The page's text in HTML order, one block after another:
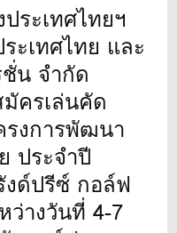
ระเทศไทยฯ
ะเทศไทย และ
น จำกัด
ครเล่นคัด
รงการพัฒนา
ประจำปี
งด์ปรีซ์ กอล์ฟ
างวันที่ 4-7